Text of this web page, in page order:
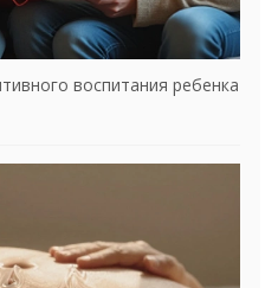
воспитания ребенка